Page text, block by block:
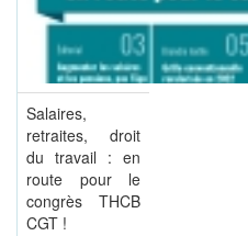
Salaires,
retraites, droit
du travail : en
route pour le
congrès THCB
CGT !